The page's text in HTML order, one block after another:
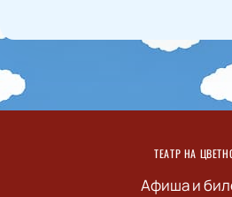
ТЕАТР НА
Афиша и